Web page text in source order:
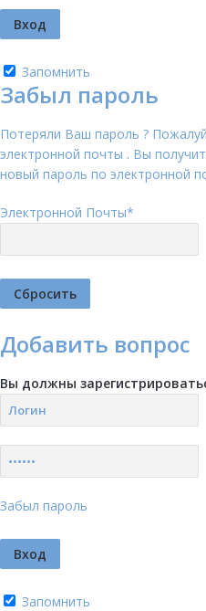
Запомнить
Забыл пароль
Потеряли Ваш пароль ?
электронной почты . Вы
новый пароль по электронной
Электронной Почты*
Добавить вопрос
Вы должны
Забыл пароль
Запомнить